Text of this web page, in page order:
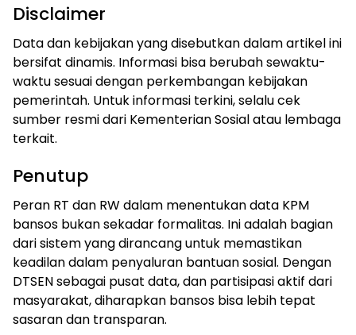
Disclaimer
Data dan kebijakan yang disebutkan dalam artikel ini
bersifat dinamis. Informasi bisa berubah sewaktu-
waktu sesuai dengan perkembangan kebijakan
pemerintah. Untuk informasi terkini, selalu cek
sumber resmi dari Kementerian Sosial atau lembaga
terkait.
Penutup
Peran RT dan RW dalam menentukan data KPM
bansos bukan sekadar formalitas. Ini adalah bagian
dari sistem yang dirancang untuk memastikan
keadilan dalam penyaluran bantuan sosial. Dengan
DTSEN sebagai pusat data, dan partisipasi aktif dari
masyarakat, diharapkan bansos bisa lebih tepat
sasaran dan transparan.